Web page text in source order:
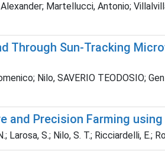
Martellucci, Antonio;
Sun-Tracking
Nilo, SAVERIO TEODOSIO;
Precision Farming
Larosa, S.; Nilo, S. T.; Ricciardelli, E.;